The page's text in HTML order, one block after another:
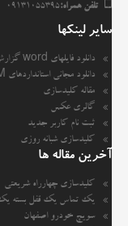
تلفن همراه:09131055395
سایر لینکها
دانلود فایلهای word گزارش کارآموزی
دانلود مجانی استانداردهای ASTM
مقاله کلیدسازی
گالری عکس
ثبت نام کاربر جدید
کلیدسازی شبانه روزی
آخرین مقاله ها
کلیدسازی چهارراه شریعتی
یک تماس یک قفل بسته
سویچ خودرو اصفهان